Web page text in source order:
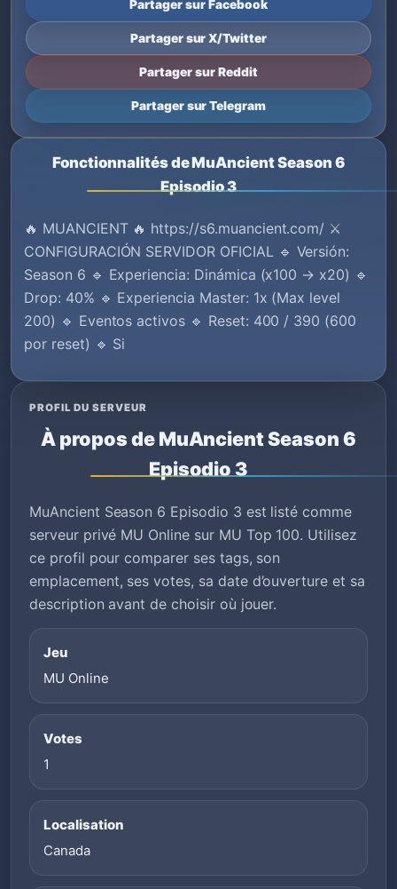
Partager sur Facebook
Partager sur X/Twitter
Partager sur Reddit
Partager sur Telegram
Fonctionnalités de MuAncient Season 6
Episodio 3
🔥 MUANCIENT 🔥 https://s6.muancient.com/ ⚔️
CONFIGURACIÓN SERVIDOR OFICIAL 🔹 Versión:
Season 6 🔹 Experiencia: Dinámica (x100 → x20) 🔹
Drop: 40% 🔹 Experiencia Master: 1x (Max level
200) 🔹 Eventos activos 🔹 Reset: 400 / 390 (600
por reset) 🔹 Si
PROFIL DU SERVEUR
À propos de MuAncient Season 6
Episodio 3
MuAncient Season 6 Episodio 3 est listé comme
serveur privé MU Online sur MU Top 100. Utilisez
ce profil pour comparer ses tags, son
emplacement, ses votes, sa date d’ouverture et sa
description avant de choisir où jouer.
Jeu
MU Online
Votes
1
Localisation
Canada